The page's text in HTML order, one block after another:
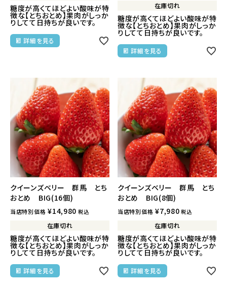
糖度が高くてほどよい酸味が特
徴な【とちおとめ】果肉がしっか
りしてて日持ちが良いです。
詳細を見る
在庫切れ
糖度が高くてほどよい酸味が特
徴な【とちおとめ】果肉がしっか
りしてて日持ちが良いです。
詳細を見る
クイーンズベリー 群馬 とち
おとめ BIG(16個)
当店特別価格 ¥14,980 税込
在庫切れ
糖度が高くてほどよい酸味が特
徴な【とちおとめ】果肉がしっか
りしてて日持ちが良いです。
詳細を見る
クイーンズベリー 群馬 とち
おとめ BIG(8個)
当店特別価格 ¥7,980 税込
在庫切れ
糖度が高くてほどよい酸味が特
徴な【とちおとめ】果肉がしっか
りしてて日持ちが良いです。
詳細を見る